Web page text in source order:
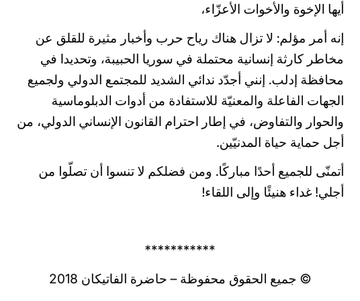
أيها الإخوة والأخوات الأعزّاء،
إنه أمر مؤلم: لا تزال هناك رياح حرب وأخبار مثيرة للقلق عن
مخاطر كارثة إنسانية محتملة في سوريا الحبيبة، وتحديدا في
محافظة إدلب. إنني أجدّد ندائي الشديد للمجتمع الدولي ولجميع
الجهات الفاعلة والمعنيّة للاستفادة من أدوات الدبلوماسية
والحوار والتفاوض، في إطار احترام القانون الإنساني الدولي، من
أجل حماية حياة المدنيّين.
أتمنّى للجميع أحدًا مباركًا. ومن فضلكم لا تنسوا أن تصلّوا من
أجلي! غداء هنيئًا وإلى اللقاء!
***********
© جميع الحقوق محفوظة – حاضرة الفاتيكان 2018